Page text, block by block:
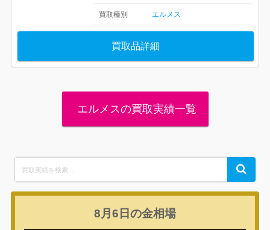
買取種別 エルメス
買取品詳細
エルメスの買取実績一覧
for:
Search
8月6日の金相場